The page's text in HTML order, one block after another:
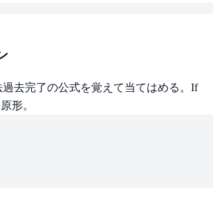
去完了の公式を覚えて当てはめる。If
形。